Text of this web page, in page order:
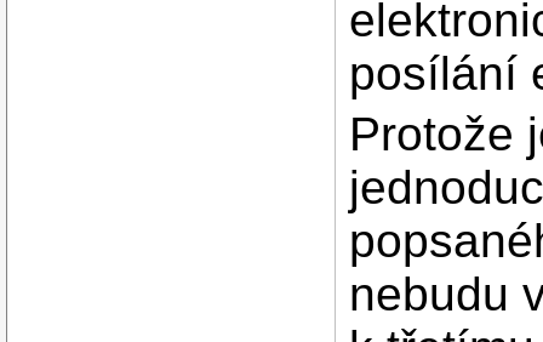
posílání
Protože
nebudu